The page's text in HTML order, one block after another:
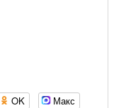
OK Макс